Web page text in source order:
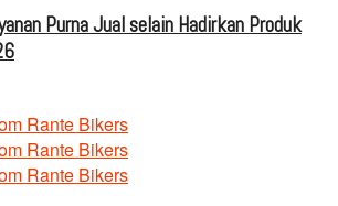
Purna Jual selain Hadirkan Produk